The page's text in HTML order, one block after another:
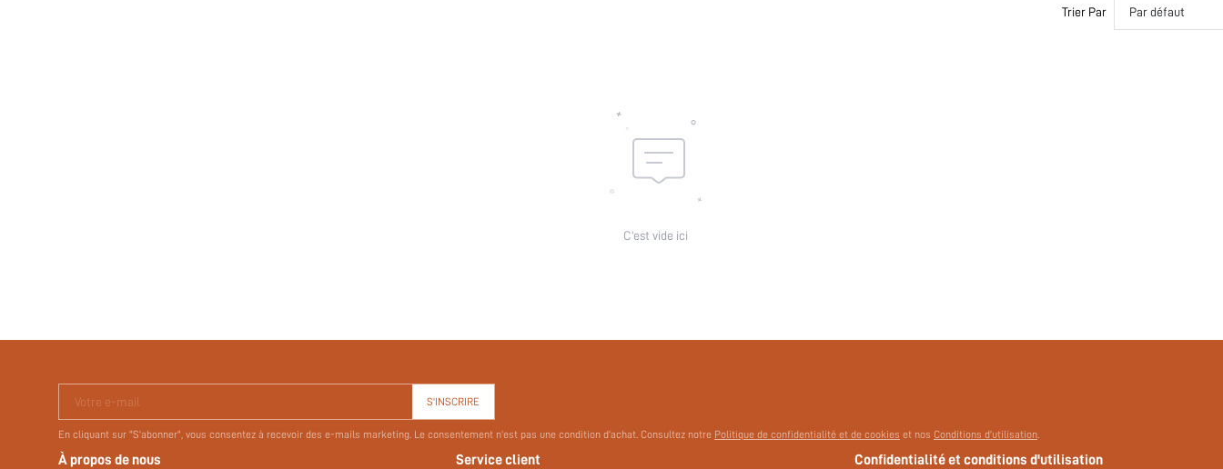
Trier Par Par défaut
C'est vide ici
Votre e-mail S'INSCRIRE
En cliquant sur "S'abonner", vous consentez à recevoir des e-mails marketing. Le consentement n'est pas une condition d'achat. Consultez notre Politique de confidentialité et de cookies et nos Conditions d'utilisation.
À propos de nous Service client Confidentialité et conditions d'utilisation